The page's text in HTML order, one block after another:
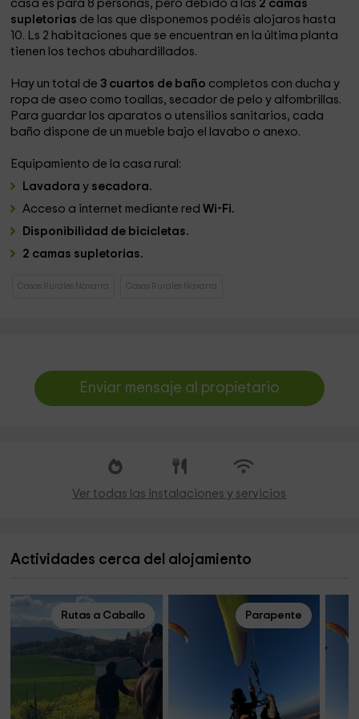
casa es para 8 personas, pero debido a las 2 camas
supletorias de las que disponemos podéis alojaros hasta
10. Ls 2 habitaciones que se encuentran en la última planta
tienen los techos abuhardillados.
Hay un total de3 cuartos de baño completos con ducha y
ropa de aseo como toallas, secador de pelo y alfombrillas.
Para guardar los aparatos o utensilios sanitarios, cada
baño dispone de un mueble bajo el lavabo o anexo.
Equipamiento de la casa rural:
Lavadoray secadora.
Acceso a internet mediante red Wi-Fi.
Disponibilidad de bicicletas.
2 camas supletorias.
Casas Rurales Navarra Casas Rurales Navarra
Enviar mensaje al propietario
Ver todas las instalaciones y servicios
Actividades cerca del alojamiento
Rutas a Caballo Parapente